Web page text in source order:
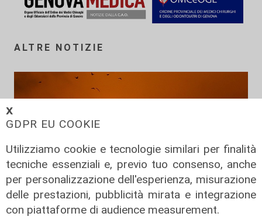
𝗫
GDPR EU COOKIE
Utilizziamo cookie e tecnologie similari per finalità
tecniche essenziali e, previo tuo consenso, anche
per personalizzazione dell'esperienza, misurazione
delle prestazioni, pubblicità mirata e integrazione
con piattaforme di audience measurement.
ALTRE NOTIZIE
Prevenzione